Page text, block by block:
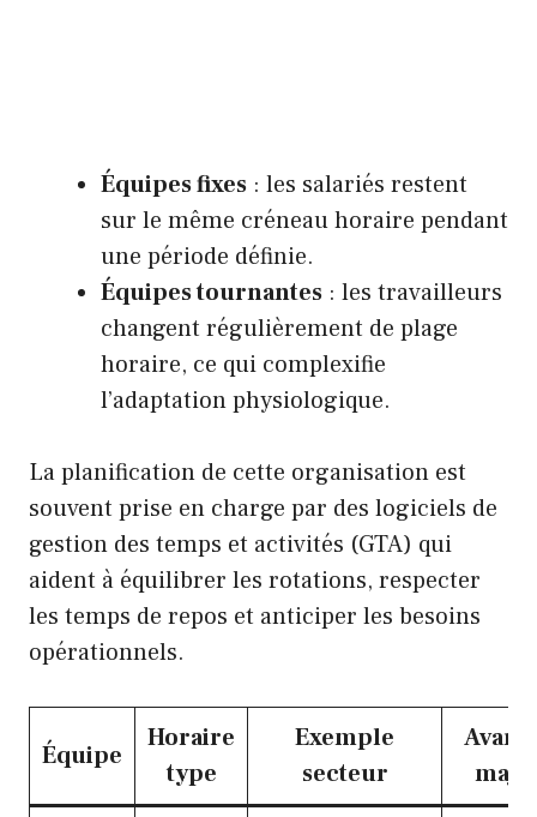
Équipes fixes : les salariés restent
sur le même créneau horaire pendant
une période définie.
Équipes tournantes : les travailleurs
changent régulièrement de plage
horaire, ce qui complexifie
l’adaptation physiologique.
La planification de cette organisation est
souvent prise en charge par des logiciels de
gestion des temps et activités (GTA) qui
aident à équilibrer les rotations, respecter
les temps de repos et anticiper les besoins
opérationnels.
Équipe
Horaire
type
Exemple
secteur